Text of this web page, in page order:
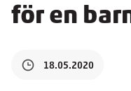
för en
18.05.2020